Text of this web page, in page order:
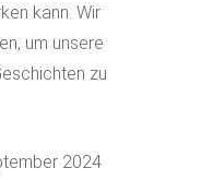
kann. Wir
um unsere
zu
2024